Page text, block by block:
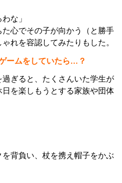
な」
心でその子が向かう（と勝手
れを容認してみたりもした。
ームをしていたら…？
ぎると、たくさんいた学生が
を楽しもうとする家族や団体
背負い、杖を携え帽子をかぶ